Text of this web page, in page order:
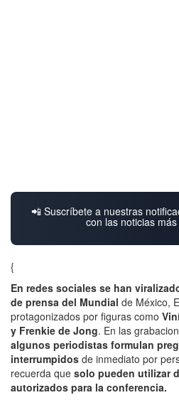
📲 Suscríbete a nuestras
con las noticias
{
En redes sociales se han
de prensa del Mundial de México,
protagonizados por figuras como
y Frenkie de Jong. En las
algunos periodistas formulan
interrumpidos de inmediato por
recuerda que solo pueden utilizar
autorizados para la conferencia.